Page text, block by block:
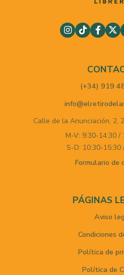
(+34) 919
Calle de la Anunciación, 2,
M-V: 9:30-14:30 /
S-D: 10:30-15:30
Formulario de
PÁGINAS
Aviso
Condiciones
Política de
Política de